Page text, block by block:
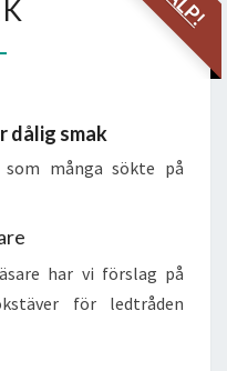
dålig smak
många sökte på
har vi förslag på
för ledtråden